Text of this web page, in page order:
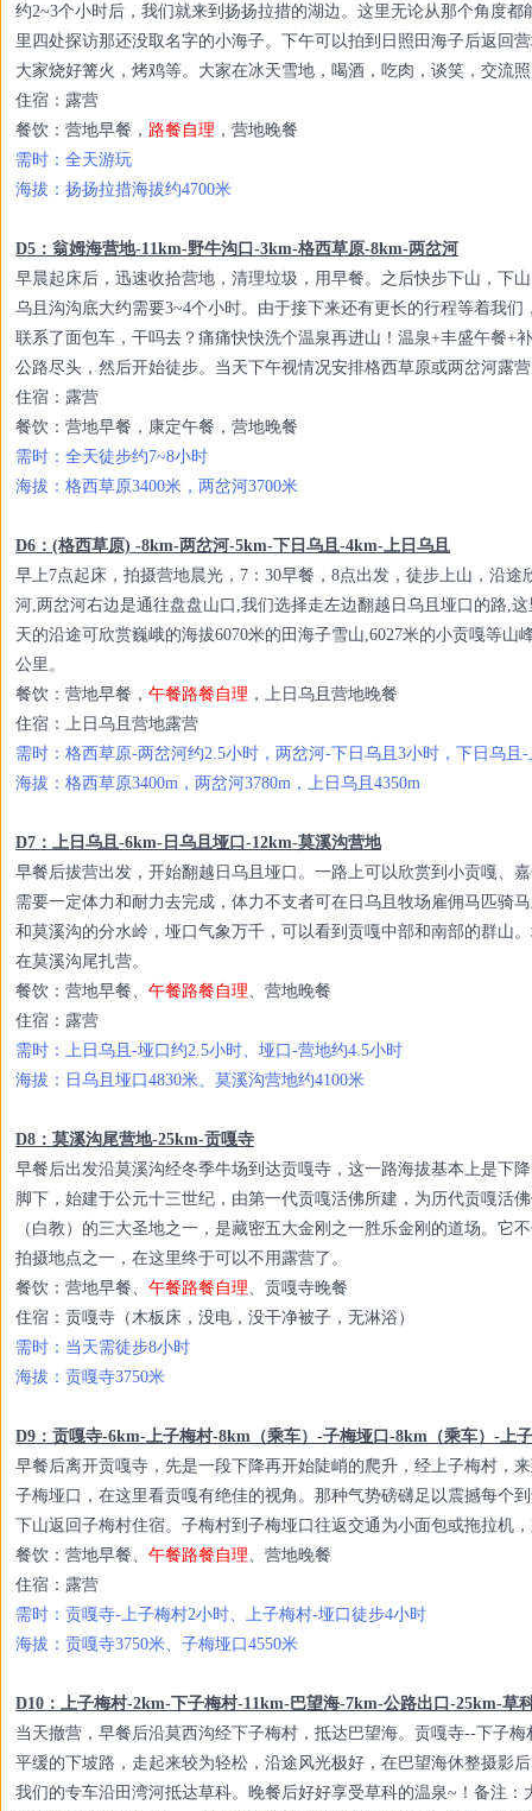
约2~3个小时后，我们就来到扬扬拉措的湖边。这里无论从那个角度
里四处探访那还没取名字的小海子。下午可以拍到日照田海子后返回
大家烧好篝火，烤鸡等。大家在冰天雪地，喝酒，吃肉，谈笑，交流
住宿：露营
餐饮：营地早餐， 路餐自理 ，营地晚餐
需时：全天游玩
海拔：扬扬拉措海拔约4700米
D5：翁姆海营地-11km-野牛沟口-3km-格西草原-8km-两岔河
早晨起床后，迅速收拾营地，清理垃圾，用早餐。之后快步下山，下
乌且沟沟底大约需要3~4个小时。由于接下来还有更长的行程等着我
联系了面包车，干吗去？痛痛快快洗个温泉再进山！温泉+丰盛午餐+
公路尽头，然后开始徒步。当天下午视情况安排格西草原或两岔河露
住宿：露营
餐饮： 营地早餐，康定午餐，营地晚餐
需时：全天徒步约7~8小时
海拔：格西草原3400米，两岔河3700米
D6：(格西草原) -8km-两岔河-5km-下日乌且-4km-上日乌且
早上7点起床，拍摄营地晨光，7：30早餐，8点出发，徒步上山，沿
河,两岔河右边是通往盘盘山口,我们选择走左边翻越日乌且垭口的路,
天的沿途可欣赏巍峨的海拔6070米的田海子雪山,6027米的小贡嘎等山
公里。
餐饮：营地早餐， 午餐路餐自理 ，上日乌且营地晚餐
住宿：上日乌且营地露营
需时：格西草原-两岔河约2.5小时，两岔河-下日乌且3小时，下日乌且
海拔：格西草原3400m，两岔河3780m，上日乌且4350m
D7：上日乌且-6km-日乌且垭口-12km-莫溪沟营地
早餐后拔营出发，开始翻越日乌且垭口。一路上可以欣赏到小贡嘎、
需要一定体力和耐力去完成，体力不支者可在日乌且牧场雇佣马匹骑
和莫溪沟的分水岭，垭口气象万千，可以看到贡嘎中部和南部的群山
在莫溪沟尾扎营。
餐饮：营地早餐、 午餐路餐自理、营地晚餐
住宿：露营
需时：上日乌且-垭口约2.5小时、垭口-营地约4.5小时
海拔：日乌且垭口4830米、莫溪沟营地约4100米
D8：莫溪沟尾营地-25km-贡嘎寺
早餐后出发沿莫溪沟经冬季牛场到达贡嘎寺，这一路海拔基本上是下
脚下，始建于公元十三世纪，由第一代贡嘎活佛所建，为历代贡嘎活
（白教）的三大圣地之一，是藏密五大金刚之一胜乐金刚的道场。它
拍摄地点之一，在这里终于可以不用露营了。
餐饮：营地早餐、 午餐路餐自理、贡嘎寺晚餐
住宿：贡嘎寺（木板床，没电，没干净被子，无淋浴）
需时：当天需徒步8小时
海拔：贡嘎寺3750米
D9：贡嘎寺-6km-上子梅村-8km（乘车）-子梅垭口-8km（乘车）-上
早餐后离开贡嘎寺，先是一段下降再开始陡峭的爬升，经上子梅村，
子梅垭口，在这里看贡嘎有绝佳的视角。那种气势磅礴足以震撼每个
下山返回子梅村住宿。子梅村到子梅垭口往返交通为小面包或拖拉机
餐饮：营地早餐、 午餐路餐自理、营地晚餐
住宿：露营
需时：贡嘎寺-上子梅村2小时、上子梅村-垭口徒步4小时
海拔：贡嘎寺3750米、子梅垭口4550米
D10：上子梅村-2km-下子梅村-11km-巴望海-7km-公路出口-25km-草
当天撤营，早餐后沿莫西沟经下子梅村，抵达巴望海。贡嘎寺--下子
平缓的下坡路，走起来较为轻松，沿途风光极好，在巴望海休整摄影
我们的专车沿田湾河抵达草科。晚餐后好好享受草科的温泉~！备注